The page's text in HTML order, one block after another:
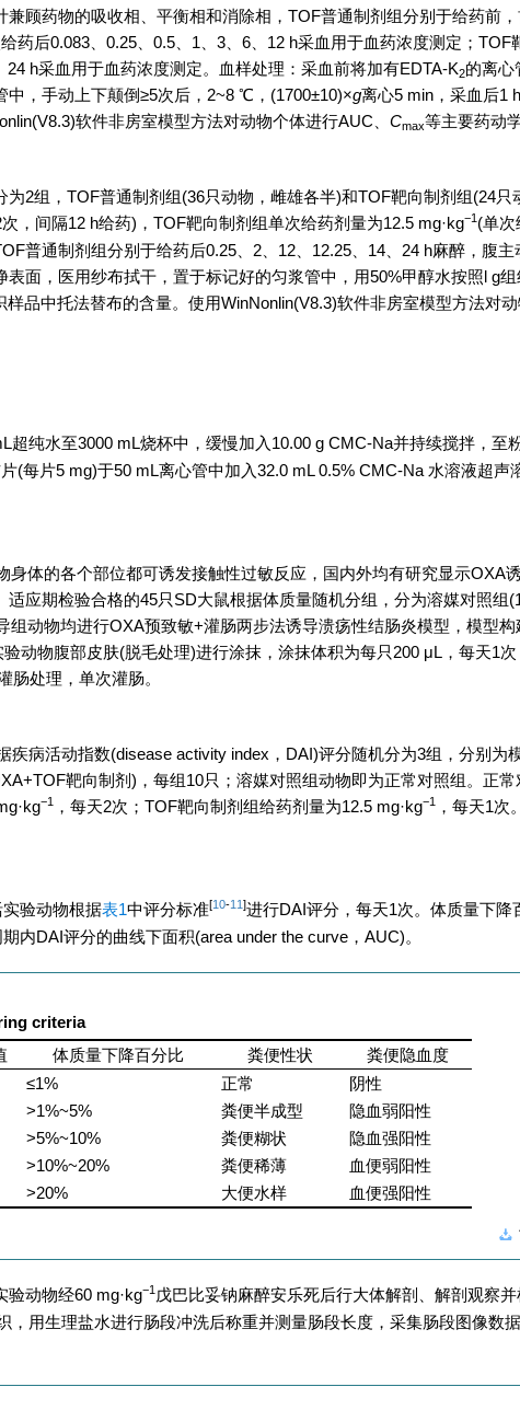
顾药物的吸收相、平衡相和消除相，TOF普通制剂组分别于给药前，
药后0.083、0.25、0.5、1、3、6、12 h采血用于血药浓度测定；
h采血用于血药浓度测定。血样处理：采血前将加有EDTA-K2的离
中，手动上下颠倒≥5次后，2~8 ℃，(1700±10)×g离心5 min，采血后1
软件非房室模型方法对动物个体进行AUC、 Cmax等主要药动
2组，TOF普通制剂组(36只动物，雌雄各半)和TOF靶向制剂组(24只
，间隔12 h给药)，TOF靶向制剂组单次给药剂量为12.5 mg·kg−1 (单
普通制剂组分别于给药后0.25、2、12、12.25、14、24 h麻醉，腹
面，医用纱布拭干，置于标记好的匀浆管中，用50%甲醇水按照l g
品中托法替布的含量。使用WinNonlin(V8.3)软件非房室模型方法对动
超纯水至3000 mL烧杯中，缓慢加入10.00 g CMC-Na并持续搅拌，至
(每片5 mg)于50 mL离心管中加入32.0 mL 0.5% CMC-Na 水溶液超声
身体的各个部位都可诱发接触性过敏反应，国内外均有研究显示OXA
应期检验合格的45只SD大鼠根据体质量随机分组，分为溶媒对照组
组动物均进行OXA预致敏+灌肠两步法诱导溃疡性结肠炎模型，模型
动物腹部皮肤(脱毛处理)进行涂抹，涂抹体积为每只200 μL，每天1
肠处理，单次灌肠。
疾病活动指数(disease activity index，DAI)评分随机分为3组，分别为
靶向制剂)，每组10只；溶媒对照组动物即为正常对照组。正
−1 ，每天2次；TOF靶向制剂组给药剂量为12.5 mg·kg−1
，每天1次
验动物根据表1中评分标准[10-11 ]进行DAI评分，每天1次。体质量下降
内DAI评分的曲线下面积(area under the curve，AUC)。
criteria
体质量下降百分比 粪便性状
粪便隐血度
≤1% 正常
阴性
>1%~5% 粪便半成型
隐血弱阳性
>5%~10% 粪便糊状
隐血强阳性
>10%~20% 粪便稀薄
血便弱阳性
>20% 大便水样 血便强阳性
动物经60 mg·kg−1 戊巴比妥钠麻醉安乐死后行大体解剖、解剖观察
，用生理盐水进行肠段冲洗后称重并测量肠段长度，采集肠段图像数